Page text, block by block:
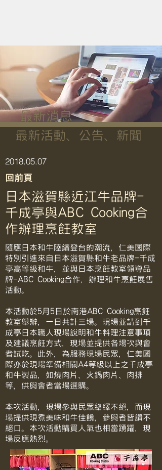
最新消息
最新活動、公告、新聞
​2018.05.07
回前頁
日本滋賀縣近江牛品牌-
千成亭與ABC Cooking合
作辦理烹飪教室
隨應日本和牛陸續登台的潮流，仁美國際
特別引進來自日本滋賀縣和牛老品牌-千成
亭高等級和牛，並與日本烹飪教室領導品
牌-ABC Cooking合作，辦理和牛烹飪展售
活動。
本活動於5月5日於南港ABC Cooking烹飪
教室舉辦，一日共計三場。現場並請到千
成亭日本職人現場說明和牛料理注意事項
及建議烹飪方式，現場並提供各場次與會
者試吃。此外，為服務現場民眾，仁美國
際亦於現場準備相關A4等級以上之千成亭
和牛製品，如燒肉片、火鍋肉片、肉排
等，供與會者當場選購。
本次活動，現場參與民眾絡繹不絕，而現
場提供現煮美味和牛佳餚，參與者皆讚不
絕口。本次活動購買人氣也相當踴躍，現
場反應熱烈。